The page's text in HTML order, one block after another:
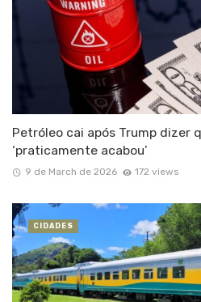
Petróleo cai após Trump dizer
‘praticamente acabou’
9 de March de 2026 172 views
CIDADES